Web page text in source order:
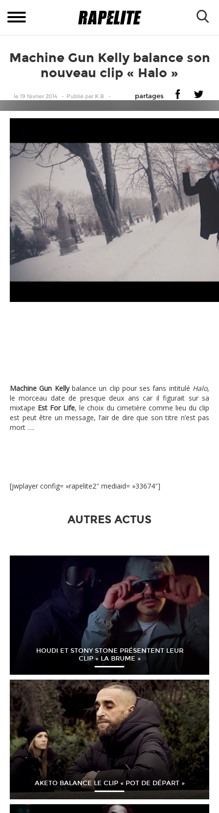
Machine Gun Kelly balance son
nouveau clip « Halo »
le 19 février 2014 Publiépar K.B partages
Machine Gun Kellybalance un clip pour ses fans intitulé Halo,
le morceau date de presque deux ans car il figurait sur sa
mixtape Est For Life, le choix du cimetière comme lieu du clip
est peut être un message, l’air de dire que son titre n’est pas
mort ….
[jwplayer config= »rapelite2″ mediaid= »33674″]
AUTRES ACTUS
HOUDI ET STONY STONE PRÉSENTENT LEUR
CLIP « LA BRUME »
AKETO BALANCE LE CLIP « POT DE DÉPART »